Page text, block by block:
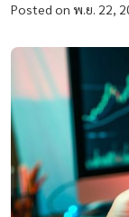
Posted on พ.ย. 22,